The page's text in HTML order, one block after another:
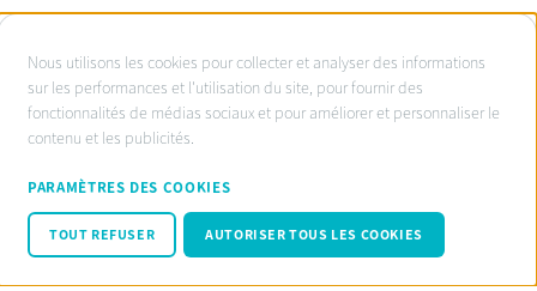
Service d’ombudsman agréé:
www.ombudsnotaire.be
Privacy Policy notaire.be
Cookie policy
Code de conduite RGPD
© Fednot 2026
À
propos
des
cookies
sur
ce
site
Nous utilisons les cookies pour collecter et analyser des informations
sur les performances et l'utilisation du site, pour fournir des
fonctionnalités de médias sociaux et pour améliorer et personnaliser le
contenu et les publicités.
PARAMÈTRES DES COOKIES
TOUT REFUSER AUTORISER TOUS LES COOKIES